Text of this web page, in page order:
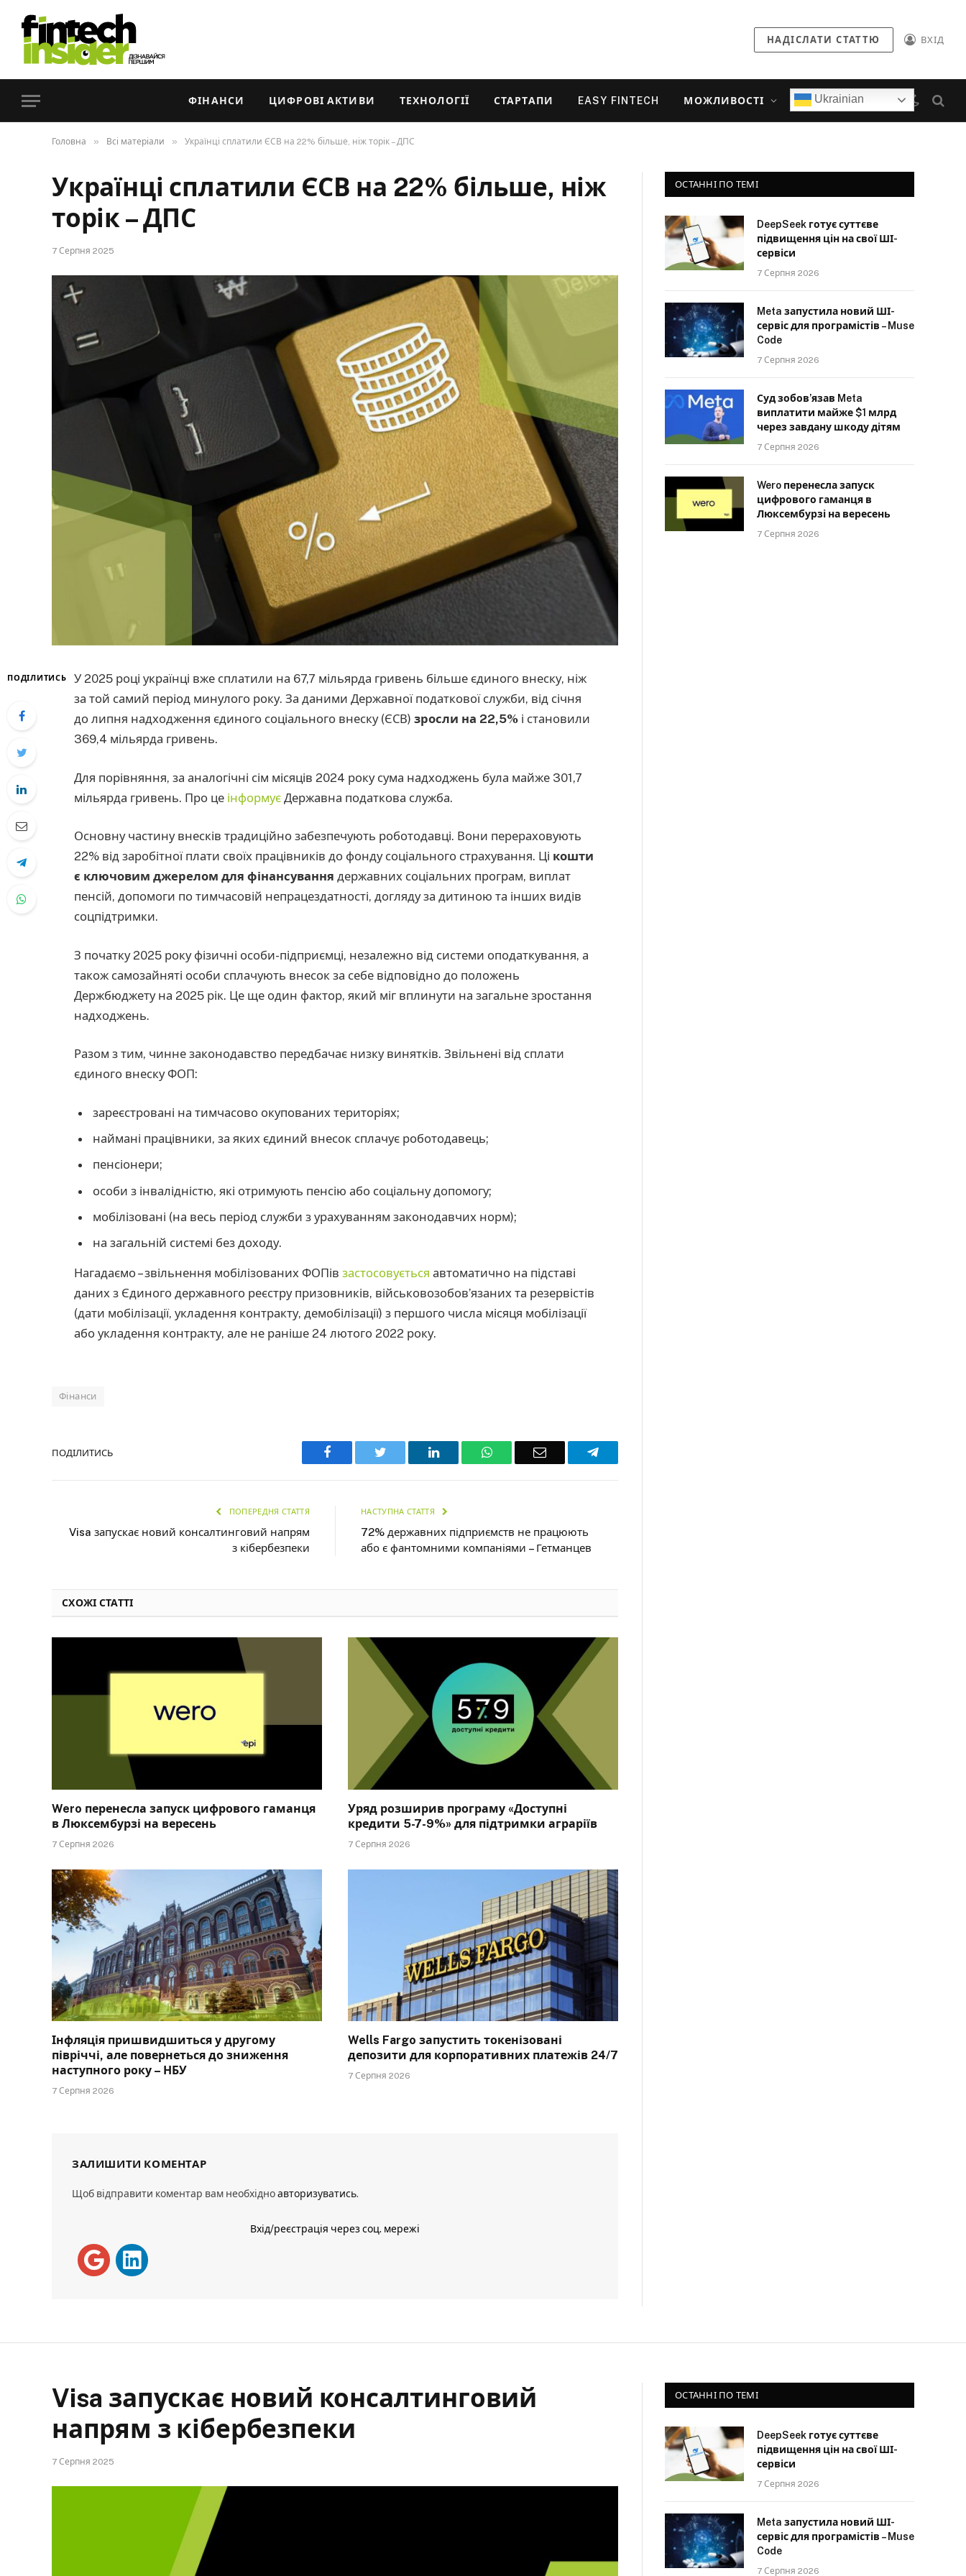
НАДІСЛАТИ СТАТТЮ ВХІД
ФІНАНСИ ЦИФРОВІ АКТИВИ ТЕХНОЛОГІЇ СТАРТАПИ EASY FINTECH МОЖЛИВОСТІ Ukrainian
Головна » Всі матеріали » Українці сплатили ЄСВ на 22% більше, ніж торік – ДПС
Українці сплатили ЄСВ на 22% більше, ніж
торік – ДПС
7 Серпня 2025
ПОДІЛИТИСЬ
У 2025 році українці вже сплатили на 67,7 мільярда гривень більше єдиного внеску, ніж
за той самий період минулого року. За даними Державної податкової служби, від січня
до липня надходження єдиного соціального внеску (ЄСВ) зросли на 22,5% і становили
369,4 мільярда гривень.
Для порівняння, за аналогічні сім місяців 2024 року сума надходжень була майже 301,7
мільярда гривень. Про це інформує Державна податкова служба.
Основну частину внесків традиційно забезпечують роботодавці. Вони перераховують
22% від заробітної плати своїх працівників до фонду соціального страхування. Ці кошти
є ключовим джерелом для фінансування державних соціальних програм, виплат
пенсій, допомоги по тимчасовій непрацездатності, догляду за дитиною та інших видів
соцпідтримки.
З початку 2025 року фізичні особи-підприємці, незалежно від системи оподаткування, а
також самозайняті особи сплачують внесок за себе відповідно до положень
Держбюджету на 2025 рік. Це ще один фактор, який міг вплинути на загальне зростання
надходжень.
Разом з тим, чинне законодавство передбачає низку винятків. Звільнені від сплати
єдиного внеску ФОП:
зареєстровані на тимчасово окупованих територіях;
наймані працівники, за яких єдиний внесок сплачує роботодавець;
пенсіонери;
особи з інвалідністю, які отримують пенсію або соціальну допомогу;
мобілізовані (на весь період служби з урахуванням законодавчих норм);
на загальній системі без доходу.
Нагадаємо – звільнення мобілізованих ФОПів застосовується автоматично на підставі
даних з Єдиного державного реєстру призовників, військовозобов’язаних та резервістів
(дати мобілізації, укладення контракту, демобілізації) з першого числа місяця мобілізації
або укладення контракту, але не раніше 24 лютого 2022 року.
Фінанси
ПОДІЛИТИСЬ Facebook Twitter LinkedIn WhatsAppEmail Telegram
ПОПЕРЕДНЯ СТАТТЯ
Visa запускає новий консалтинговий напрям
з кібербезпеки
НАСТУПНА СТАТТЯ
72% державних підприємств не працюють
або є фантомними компаніями – Гетманцев
СХОЖІ СТАТТІ
Wero перенесла запуск цифрового гаманця
в Люксембурзі на вересень
7 Серпня 2026
Уряд розширив програму «Доступні
кредити 5-7-9%» для підтримки аграріїв
7 Серпня 2026
Інфляція пришвидшиться у другому
півріччі, але повернеться до зниження
наступного року – НБУ
7 Серпня 2026
Wells Fargo запустить токенізовані
депозити для корпоративних платежів 24/7
7 Серпня 2026
ЗАЛИШИТИ КОМЕНТАР
Щоб відправити коментар вам необхідноавторизуватись.
Вхід/реєстрація через соц. мережі
ОСТАННІ ПО ТЕМІ
DeepSeek готує суттєве
підвищення цін на свої ШІ-
сервіси
7 Серпня 2026
Meta запустила новий ШІ-
сервіс для програмістів – Muse
Code
7 Серпня 2026
Суд зобов’язав Meta
виплатити майже $1 млрд
через завдану шкоду дітям
7 Серпня 2026
Wero перенесла запуск
цифрового гаманця в
Люксембурзі на вересень
7 Серпня 2026
Visa запускає новий консалтинговий
напрям з кібербезпеки
7 Серпня 2025
ОСТАННІ ПО ТЕМІ
DeepSeek готує суттєве
підвищення цін на свої ШІ-
сервіси
7 Серпня 2026
Meta запустила новий ШІ-
сервіс для програмістів – Muse
Code
7 Серпня 2026